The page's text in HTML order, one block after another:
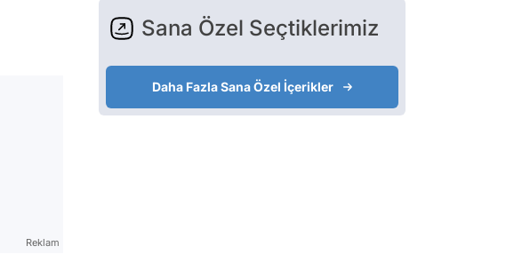
Reklam
Sana Özel Seçtiklerimiz
Daha Fazla Sana Özel İçerikler